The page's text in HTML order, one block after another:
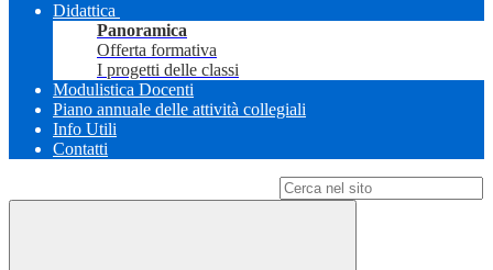
Didattica
Panoramica
Offerta formativa
I progetti delle classi
Modulistica Docenti
Piano annuale delle attività collegiali
Info Utili
Contatti